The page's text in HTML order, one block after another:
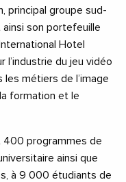
principal groupe sud-
ainsi son portefeuille
Hotel
l’industrie du jeu vidéo
les métiers de l’image
formation et le
programmes de
ainsi que
à 9 000 étudiants de